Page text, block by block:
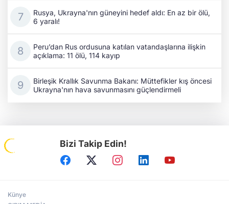
Rusya, Ukrayna'nın güneyini hedef aldı: En az bir ölü,
6 yaralı!
Peru’dan Rus ordusuna katılan vatandaşlarına ilişkin
açıklama: 11 ölü, 114 kayıp
Birleşik Krallık Savunma Bakanı: Müttefikler kış öncesi
Ukrayna'nın hava savunmasını güçlendirmeli
Bizi Takip Edin!
Künye